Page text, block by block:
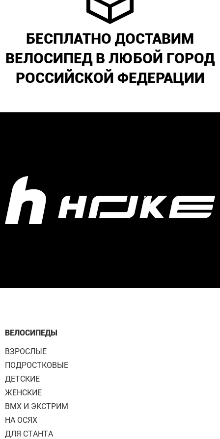
БЕСПЛАТНО ДОСТАВИМ
ВЕЛОСИПЕД В ЛЮБОЙ ГОРОД
РОССИЙСКОЙ ФЕДЕРАЦИИ
ВЕЛОСИПЕДЫ
ВЗРОСЛЫЕ
ПОДРОСТКОВЫЕ
ДЕТСКИЕ
ЖЕНСКИЕ
BMX И ЭКСТРИМ
НА ОСЯХ
ДЛЯ СТАНТА